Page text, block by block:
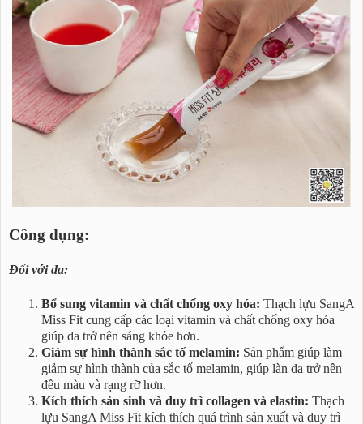
Công dụng:
Đối với da:
Bổ sung vitamin và chất chống oxy hóa: Thạch lựu SangA
Miss Fit cung cấp các loại vitamin và chất chống oxy hóa
giúp da trở nên sáng khỏe hơn.
Giảm sự hình thành sắc tố melamin: Sản phẩm giúp làm
giảm sự hình thành của sắc tố melamin, giúp làn da trở nên
đều màu và rạng rỡ hơn.
Kích thích sản sinh và duy trì collagen và elastin: Thạch
lựu SangA Miss Fit kích thích quá trình sản xuất và duy trì